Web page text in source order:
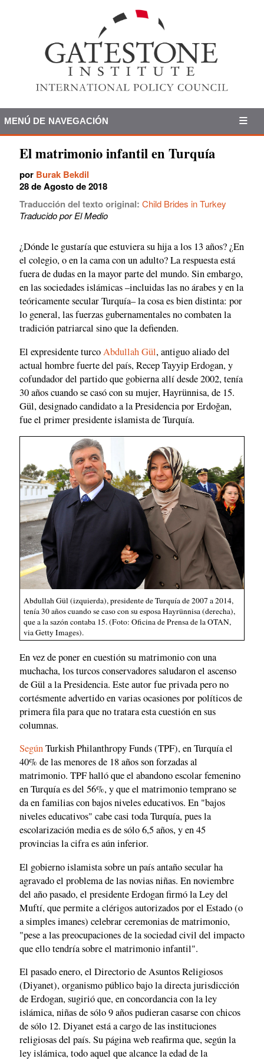
MENÚ DE NAVEGACIÓN
El matrimonio infantil en Turquía
por Burak Bekdil
28 de Agosto de 2018
Traducción del texto original: Child Brides in Turkey
Traducido por El Medio
¿Dónde le gustaría que estuviera su hija a los 13 años? ¿En
el colegio, o en la cama con un adulto? La respuesta está
fuera de dudas en la mayor parte del mundo. Sin embargo,
en las sociedades islámicas –incluidas las no árabes y en la
teóricamente secular Turquía– la cosa es bien distinta: por
lo general, las fuerzas gubernamentales no combaten la
tradición patriarcal sino que la defienden.
El expresidente turcoAbdullah Gül, antiguo aliado del
actual hombre fuerte del país, Recep Tayyip Erdogan, y
cofundador del partido que gobierna allí desde 2002, tenía
30 años cuando se casó con su mujer, Hayrünnisa, de 15.
Gül, designado candidato a la Presidencia por Erdoğan,
fue el primer presidente islamista de Turquía.
Abdullah Gül (izquierda), presidente de Turquía de 2007 a 2014,
tenía 30 años cuando se caso con su esposa Hayrünnisa (derecha),
que a la sazón contaba 15. (Foto: Oficina de Prensa de la OTAN,
via Getty Images).
En vez de poner en cuestión su matrimonio con una
muchacha, los turcos conservadores saludaron el ascenso
de Gül a la Presidencia. Este autor fue privada pero no
cortésmente advertido en varias ocasiones por políticos de
primera fila para que no tratara esta cuestión en sus
columnas.
SegúnTurkish Philanthropy Funds (TPF), en Turquía el
40% de las menores de 18 años son forzadas al
matrimonio. TPF halló que el abandono escolar femenino
en Turquía es del 56%, y que el matrimonio temprano se
da en familias con bajos niveles educativos. En "bajos
niveles educativos" cabe casi toda Turquía, pues la
escolarización media es de sólo 6,5 años, y en 45
provincias la cifra es aún inferior.
El gobierno islamista sobre un país antaño secular ha
agravado el problema de las novias niñas. En noviembre
del año pasado, el presidente Erdogan firmó la Ley del
Muftí, que permite a clérigos autorizados por el Estado (o
a simples imanes) celebrar ceremonias de matrimonio,
"pese a las preocupaciones de la sociedad civil del impacto
que ello tendría sobre el matrimonio infantil".
El pasado enero, el Directorio de Asuntos Religiosos
(Diyanet), organismo público bajo la directa jurisdicción
de Erdogan, sugirió que, en concordancia con la ley
islámica, niñas de sólo 9 años pudieran casarse con chicos
de sólo 12. Diyanet está a cargo de las instituciones
religiosas del país. Su página web reafirma que, según la
ley islámica, todo aquel que alcance la edad de la